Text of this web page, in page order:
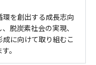
を創出する成長志向
脱炭素社会の実現、
に向けて取り組むこ
。